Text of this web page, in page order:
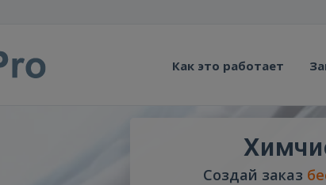
Как это работает
Создай заказ